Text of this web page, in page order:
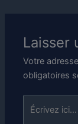
Laisser
Votre
obligatoires
Écrivez
ici…